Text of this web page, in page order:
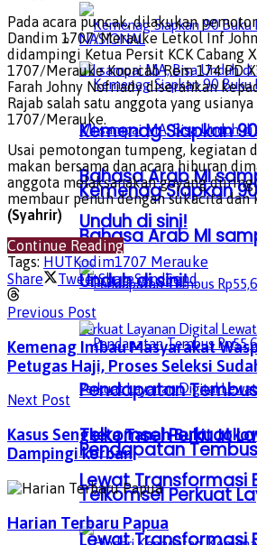
Kemenag Siapkan
Bahasa Arab MI
Unduh di sini!
Pendapatan
Telkomsel Perkuat
Lewat Transformasi
NASIONAL
Kemenag Siapkan
Bahasa Arab MI
Unduh di sini!
Pendapatan
Telkomsel Perkuat
Lewat Transformasi
Pada acara puncak, dilakukan
Dandim 1707/Merauke Letkol Inf
didampingi Ketua Persit KCK Cabang
1707/Merauke Koorcab Rem 174 PD
Farah Johny Nofriady diserahkan
Rajab salah satu anggota yang
1707/Merauke.
Usai pemotongan tumpeng, kegiatan
makan bersama dan acara hiburan
anggota melaksanakan goyang
membaur penuh dengan sukacita dan
(Syahrir)
Continue Reading
Tags: HUTKodim1707 Merauke
Share
TweetShareSendSend
Previous Post
Kemenag Imbau Masyarakat
Petugas Haji, Proses Seleksi
Next Post
Kasus Sengketa Tanah Bukit
Dampingi korban
Harian Terbaru Papua